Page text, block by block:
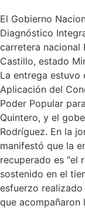
El Gobierno
Diagnóstico
carretera nacional
Castillo, estado
La entrega estuvo
Aplicación del
Poder Popular
Quintero, y el
Rodríguez. En la
manifestó que la
recuperado es “el
sostenido en el
esfuerzo
que acompañaron